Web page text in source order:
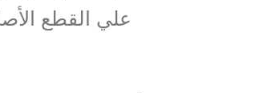
علي القطع